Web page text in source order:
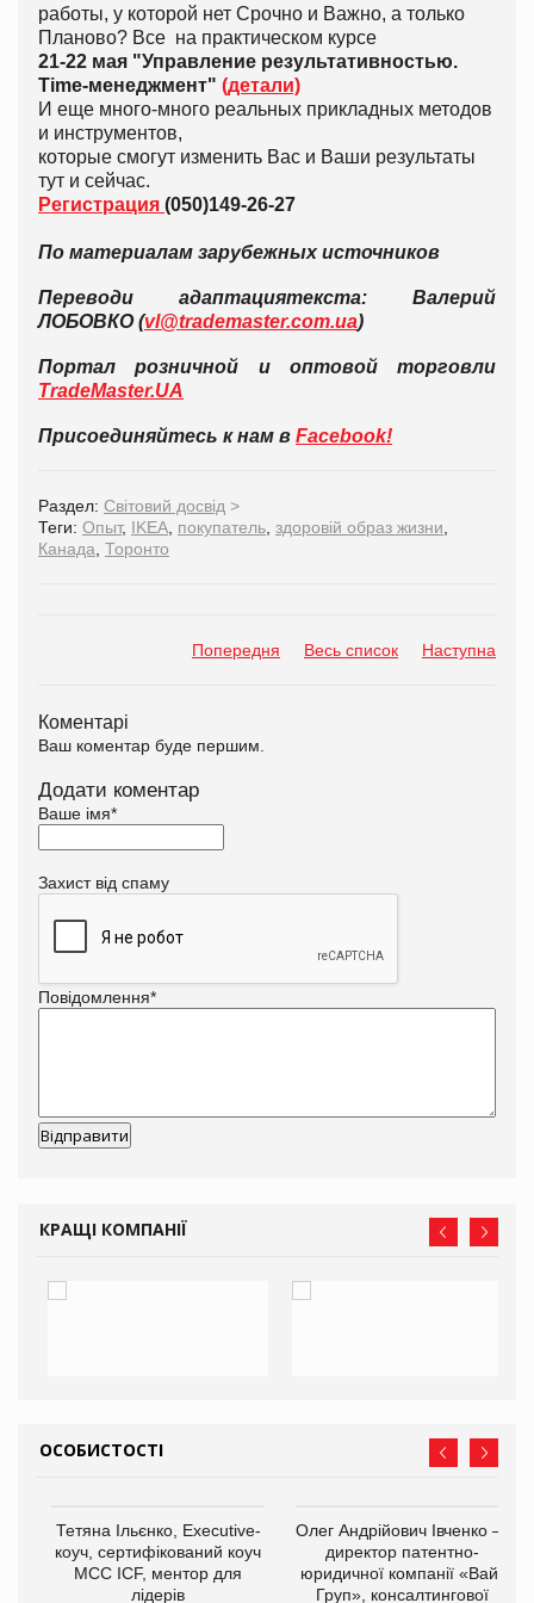
работы, у которой нет Срочно и Важно, а только
Планово? Все на практическом курсе
21-22 мая "Управление результативностью.
Time-менеджмент" (детали)
И еще много-много реальных прикладных методов
и инструментов,
которые смогут изменить Вас и Ваши результаты
тут и сейчас.
Регистрация (050)149-26-27
По материалам зарубежных источников
Переводи адаптациятекста: Валерий
ЛОБОВКО (vl@trademaster.com.ua)
Портал розничной и оптовой торговли
TradeMaster.UA
Присоединяйтесь к нам в Facebook!
Раздел: Світовий досвід >
Теги: Опыт, IKEA покупатель здоровій образ жизни
Канада Торонто
Попередня Весь список Наступна
Коментарі
Ваш коментар буде першим.
Додати коментар
Ваше імя*
Захист від спаму
Повідомлення*
КРАЩІ КОМПАНІЇ
ОСОБИСТОСТІ
Тетяна Ільєнко, Executive-
коуч, сертифікований коуч
МСС ICF, ментор для
лідерів
Олег Андрійович Івченко —
директор патентно-
юридичної компанії «Вайз
Груп», консалтингової